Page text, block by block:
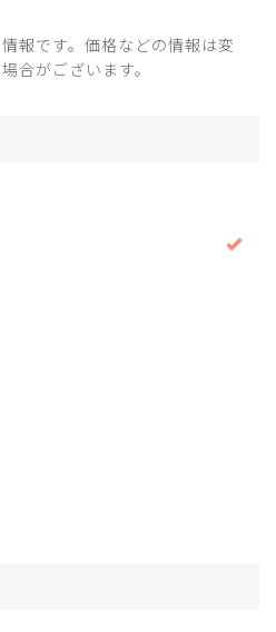
報です。価格などの情報は変
合がございます。